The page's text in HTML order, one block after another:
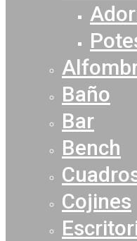
Baño
Bar
Bench
Cojines